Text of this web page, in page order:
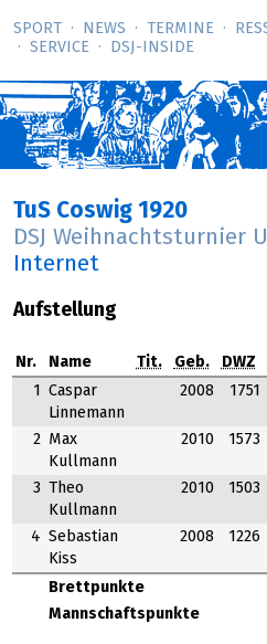
SPORT NEWS TERMINE
SERVICE
DSJ-­INSIDE
TuS Coswig 1920
DSJ Weihnachtsturnier
Internet
Aufstellung
Nr. Name Tit. Geb. DWZ
Brettpunkte
Mannschaftspunkte
1
Caspar
Linnemann
2008 1751
2 Max
Kullmann
2010 1573
3
Theo
Kullmann
2010 1503
4 Sebastian
Kiss
2008 1226